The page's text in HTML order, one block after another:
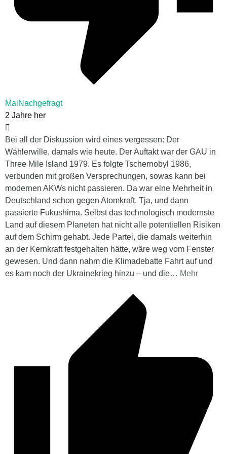
MalNachgefragt
2 Jahre her
Bei all der Diskussion wird eines vergessen: Der
Wählerwille, damals wie heute. Der Auftakt war der GAU in
Three Mile Island 1979. Es folgte Tschernobyl 1986,
verbunden mit großen Versprechungen, sowas kann bei
modernen AKWs nicht passieren. Da war eine Mehrheit in
Deutschland schon gegen Atomkraft. Tja, und dann
passierte Fukushima. Selbst das technologisch modernste
Land auf diesem Planeten hat nicht alle potentiellen Risiken
auf dem Schirm gehabt. Jede Partei, die damals weiterhin
an der Kernkraft festgehalten hätte, wäre weg vom Fenster
gewesen. Und dann nahm die Klimadebatte Fahrt auf und
es kam noch der Ukrainekrieg hinzu – und die… Mehr